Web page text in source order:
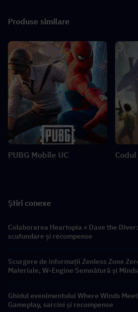
Produse similare
PUBG Mobile UC
Știri conexe
Colaborarea Heartopia × Dave the
scufundare și recompense
Scurgere de informații Zenless Zone
Materiale, W-Engine Semnătură și
Ghidul evenimentului Where Winds
Gameplay, sarcini și recompense